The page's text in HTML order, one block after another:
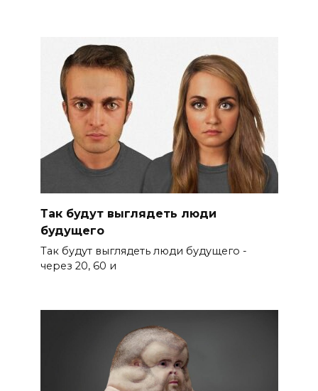
Так будут выглядеть люди
будущего
Так будут выглядеть люди будущего -
через 20, 60 и